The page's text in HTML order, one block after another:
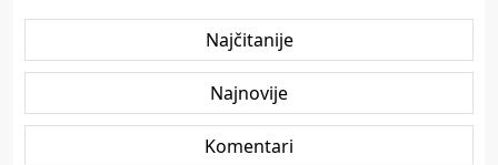
Najčitanije
Najnovije
Komentari